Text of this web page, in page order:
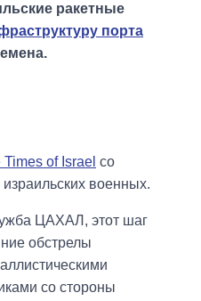
ракетные
порта
Times of Israel со
военных.
ЦАХАЛ, этот шаг
обстрелы
со стороны